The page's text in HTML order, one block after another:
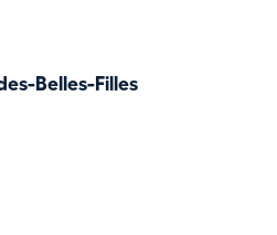
Belles-Filles